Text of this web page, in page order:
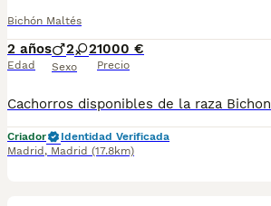
Bichón Maltés
2 años
Edad
2 2
Sexo
1000 €
Precio
Criador
Identidad Verificada
Madrid , Madrid (17.8km)